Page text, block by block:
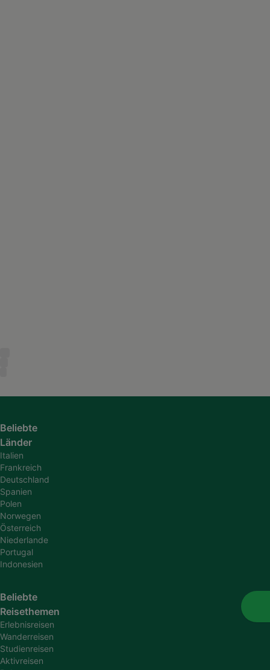
Beliebte
Länder
Italien
Frankreich
Deutschland
Spanien
Polen
Norwegen
Österreich
Niederlande
Portugal
Indonesien
Beliebte
Reisethemen
Erlebnisreisen
Wanderreisen
Studienreisen
Aktivreisen